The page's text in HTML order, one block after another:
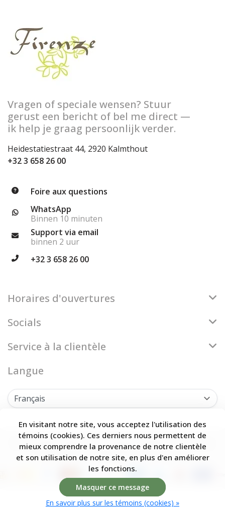
En visitant notre site, vous acceptez l'utilisation des
témoins (cookies). Ces derniers nous permettent de
mieux comprendre la provenance de notre clientèle
et son utilisation de notre site, en plus d'en améliorer
les fonctions.
Masquer ce message
En savoir plus sur les témoins (cookies) »
Vragen of speciale wensen? Stuur
gerust een bericht of bel me direct —
ik help je graag persoonlijk verder.
Heidestatiestraat 44, 2920 Kalmthout
+32 3 658 26 00
Foire aux questions
WhatsApp
Binnen 10 minuten
Support via email
binnen 2 uur
+32 3 658 26 00
Horaires d'ouvertures
Socials
Service à la clientèle
Langue
© Copyright 2026 Firenze Bloemenatelier - Theme by
Frontlabel- Powered by Lightspeed